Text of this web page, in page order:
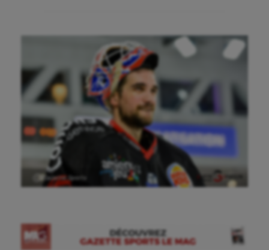
Ⓒ Gazette Sports